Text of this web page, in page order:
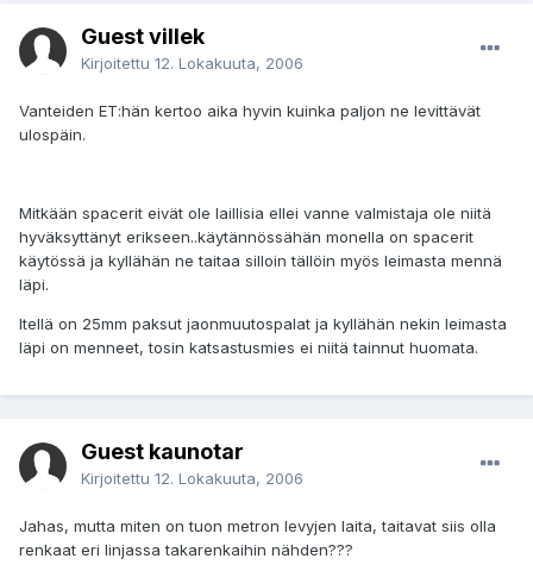
Guest villek
Kirjoitettu 12. Lokakuuta, 2006
Vanteiden ET:hän kertoo aika hyvin kuinka paljon ne levittävät
ulospäin.
Mitkään spacerit eivät ole laillisia ellei vanne valmistaja ole niitä
hyväksyttänyt erikseen..käytännössähän monella on spacerit
käytössä ja kyllähän ne taitaa silloin tällöin myös leimasta mennä
läpi.
Itellä on 25mm paksut jaonmuutospalat ja kyllähän nekin leimasta
läpi on menneet, tosin katsastusmies ei niitä tainnut huomata.
Guest kaunotar
Kirjoitettu 12. Lokakuuta, 2006
Jahas, mutta miten on tuon metron levyjen laita, taitavat siis olla
renkaat eri linjassa takarenkaihin nähden???